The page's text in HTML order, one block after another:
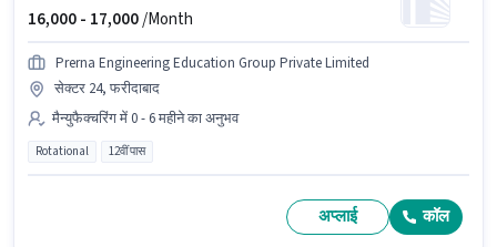
16,000 - 17,000/Month
Prerna Engineering Education Group Private Limited
सेक्टर 24, फरीदाबाद
मैन्युफैक्चरिंग में 0 - 6 महीने का अनुभव
Rotational 12वीं पास
अप्लाई कॉल